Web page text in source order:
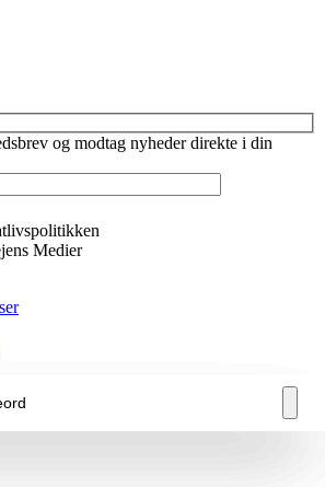
og modtag nyheder direkte i din
Medier